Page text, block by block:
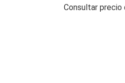
Consultar precio